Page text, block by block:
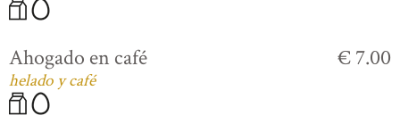
Ahogado en café
helado y café
€ 7.00